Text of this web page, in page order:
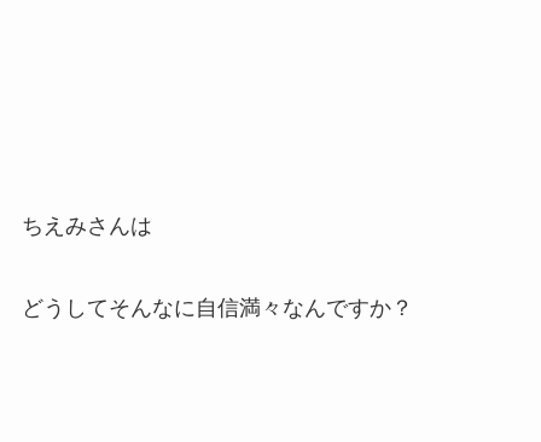
ちえみさんは
どうしてそんなに自信満々なんですか？